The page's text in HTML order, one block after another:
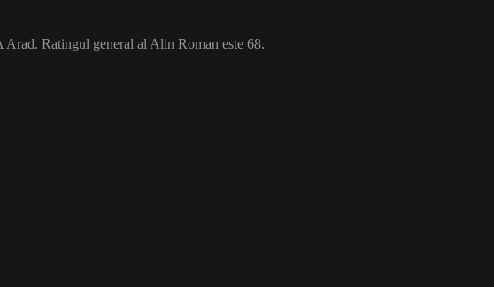
Ratingul general al Alin Roman este 68.